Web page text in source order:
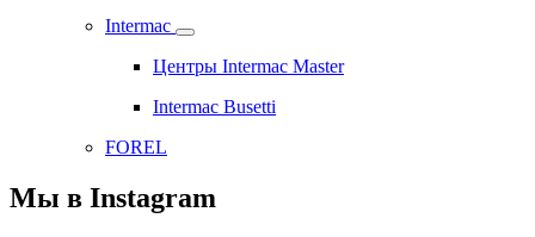
Intermac
Центры Intermac Master
Intermac Busetti
FOREL
Мы в Instagram